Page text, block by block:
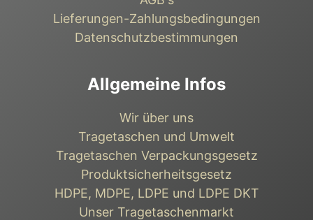
Lieferungen-Zahlungsbedingungen
Datenschutzbestimmungen
Allgemeine Infos
Wir über uns
Tragetaschen und Umwelt
Tragetaschen Verpackungsgesetz
Produktsicherheitsgesetz
HDPE, MDPE, LDPE und LDPE DKT
Unser Tragetaschenmarkt